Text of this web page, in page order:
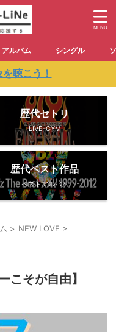
アルバム シングル
聴こう！
歴代セトリ
LIVE-GYM
歴代ベスト作品
ベストアルバム
> NEW LOVE >
こそが自由】